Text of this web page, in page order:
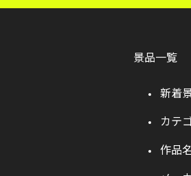
景品一覧
新着
カテ
作品